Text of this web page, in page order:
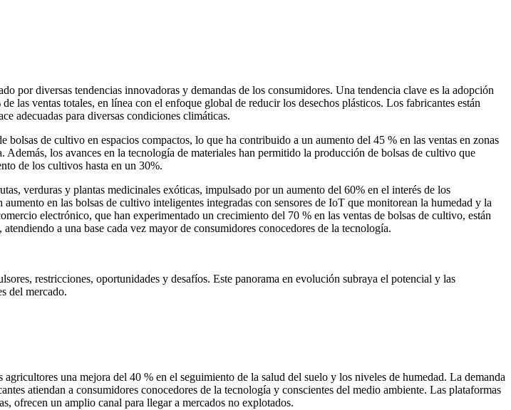
por diversas tendencias innovadoras y demandas de los consumidores. Una tendencia clave es la adopción
las ventas totales, en línea con el enfoque global de reducir los desechos plásticos. Los fabricantes están
adecuadas para diversas condiciones climáticas.
de cultivo en espacios compactos, lo que ha contribuido a un aumento del 45 % en las ventas en zonas
los avances en la tecnología de materiales han permitido la producción de bolsas de cultivo que
de los cultivos hasta en un 30%.
verduras y plantas medicinales exóticas, impulsado por un aumento del 60% en el interés de los
en las bolsas de cultivo inteligentes integradas con sensores de IoT que monitorean la humedad y la
electrónico, que han experimentado un crecimiento del 70 % en las ventas de bolsas de cultivo, están
a una base cada vez mayor de consumidores conocedores de la tecnología.
restricciones, oportunidades y desafíos. Este panorama en evolución subraya el potencial y las
del mercado.
una mejora del 40 % en el seguimiento de la salud del suelo y los niveles de humedad. La demanda
atiendan a consumidores conocedores de la tecnología y conscientes del medio ambiente. Las plataformas
ofrecen un amplio canal para llegar a mercados no explotados.